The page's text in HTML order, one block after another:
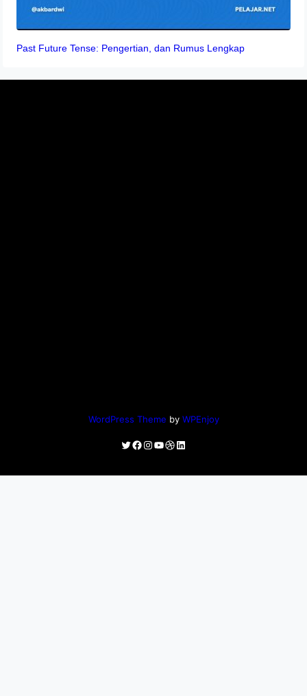
Past Future Tense: Pengertian, dan Rumus Lengkap
WordPress Theme by WPEnjoy
Twitter
Facebook
Instagram
YouTube
Dribbble
LinkedIn